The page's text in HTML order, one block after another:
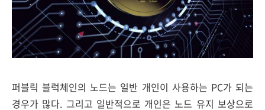
퍼블릭 블럭체인의 노드는 일반 개인이 사용하는 PC가 되는
경우가 많다. 그리고 일반적으로 개인은 노드 유지 보상으로